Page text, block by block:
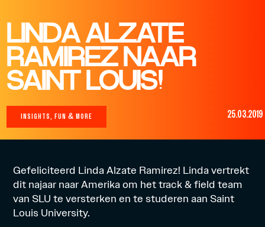
LINDA ALZATE
RAMIREZ NAAR
SAINT LOUIS!
INSIGHTS, FUN & MORE 25.03.2019
Gefeliciteerd Linda Alzate Ramirez! Linda vertrekt
dit najaar naar Amerika om het track & field team
van SLU te versterken en te studeren aan Saint
Louis University.